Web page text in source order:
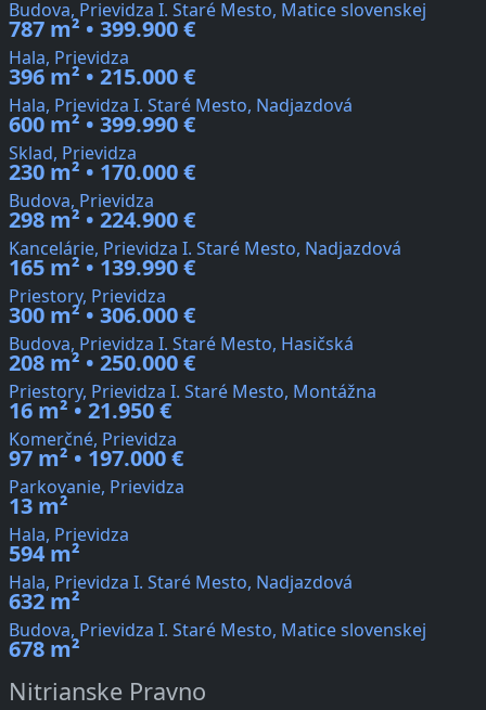
Budova, Prievidza I. Staré Mesto, Matice slovenskej
787 m² • 399.900 €
Hala, Prievidza
396 m² • 215.000 €
Hala, Prievidza I. Staré Mesto, Nadjazdová
600 m² • 399.990 €
Sklad, Prievidza
230 m² • 170.000 €
Budova, Prievidza
298 m² • 224.900 €
Kancelárie, Prievidza I. Staré Mesto, Nadjazdová
165 m² • 139.990 €
Priestory, Prievidza
300 m² • 306.000 €
Budova, Prievidza I. Staré Mesto, Hasičská
208 m² • 250.000 €
Priestory, Prievidza I. Staré Mesto, Montážna
16 m² • 21.950 €
Komerčné, Prievidza
97 m² • 197.000 €
Parkovanie, Prievidza
13 m²
Hala, Prievidza
594 m²
Hala, Prievidza I. Staré Mesto, Nadjazdová
632 m²
Budova, Prievidza I. Staré Mesto, Matice slovenskej
678 m²
Nitrianske Pravno